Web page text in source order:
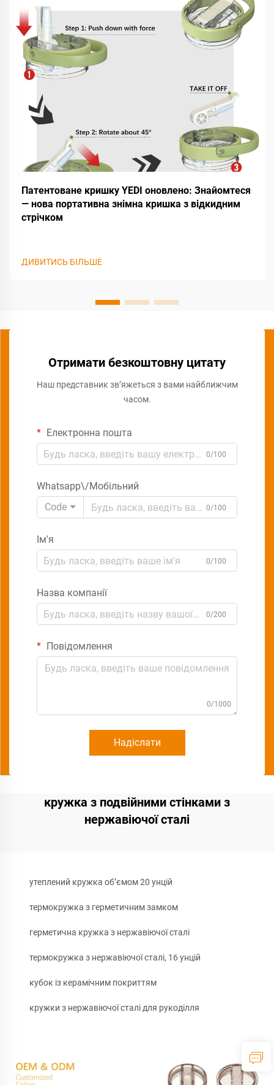
Патентоване кришку YEDI оновлено: Знайомтеся
— нова портативна знімна кришка з відкидним
стрічком
ДИВИТИСЬ БІЛЬШЕ
Отримати безкоштовну цитату
Наш представник зв’яжеться з вами найближчим
часом.
Електронна пошта
0/100
Whatsapp\/Мобільний
Code
0/100
Ім'я
0/100
Назва компанії
0/200
Повідомлення
0/1000
Надіслати
кружка з подвійними стінками з
нержавіючої сталі
утеплений кружка об’ємом 20 унцій
термокружка з герметичним замком
герметична кружка з нержавіючої сталі
термокружка з нержавіючої сталі, 16 унцій
кубок із керамічним покриттям
кружки з нержавіючої сталі для рукоділля